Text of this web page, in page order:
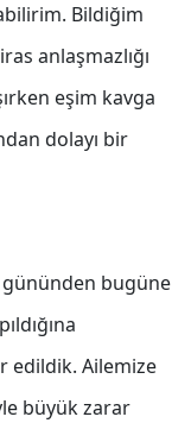
Bildiğim
anlaşmazlığı
eşim kavga
dolayı bir
gününden bugüne
edildik. Ailemize
büyük zarar